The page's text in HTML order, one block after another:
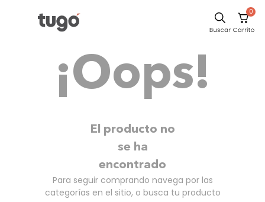
0
¡Oops!
El producto no
se ha
encontrado
Para seguir comprando navega por las
categorías en el sitio, o busca tu producto
Comedor
Cama